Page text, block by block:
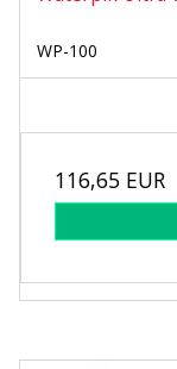
WP-100
116,65 EUR